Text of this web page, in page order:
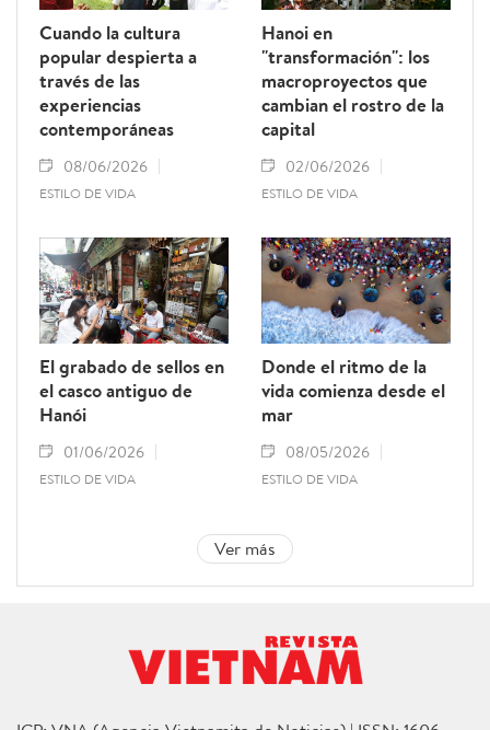
Cuando la cultura
popular despierta a
través de las
experiencias
contemporáneas
08/06/2026
ESTILO DE VIDA
Hanoi en
"transformación": los
macroproyectos que
cambian el rostro de la
capital
02/06/2026
ESTILO DE VIDA
El grabado de sellos en
el casco antiguo de
Hanói
01/06/2026
ESTILO DE VIDA
Donde el ritmo de la
vida comienza desde el
mar
08/05/2026
ESTILO DE VIDA
Ver más